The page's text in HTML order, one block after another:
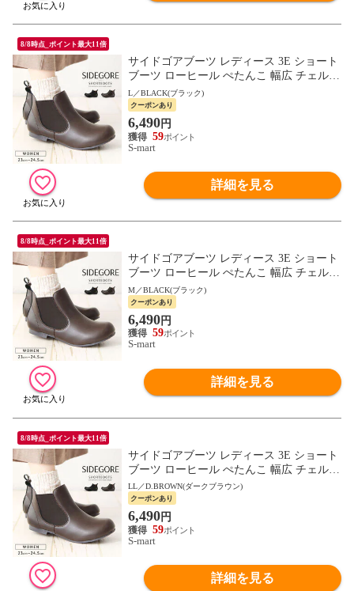
8/8時点_ポイント最大11倍
サイドゴアブーツ レディース 3E ショート
ブーツ ローヒール ぺたんこ 幅広 チェルシ
ーブーツ 靴 ハッシュドコーデ 黒 ダークブ
ラウン 4368
L／BLACK(ブラック)
クーポンあり
6,490円
59
S-mart
詳細を見る
8/8時点_ポイント最大11倍
サイドゴアブーツ レディース 3E ショート
ブーツ ローヒール ぺたんこ 幅広 チェルシ
ーブーツ 靴 ハッシュドコーデ 黒 ダークブ
ラウン 4368
M／BLACK(ブラック)
クーポンあり
6,490円
59
S-mart
詳細を見る
8/8時点_ポイント最大11倍
サイドゴアブーツ レディース 3E ショート
ブーツ ローヒール ぺたんこ 幅広 チェルシ
ーブーツ 靴 ハッシュドコーデ 黒 ダークブ
ラウン 4368
LL／D.BROWN(ダークブラウン)
クーポンあり
6,490円
59
S-mart
詳細を見る